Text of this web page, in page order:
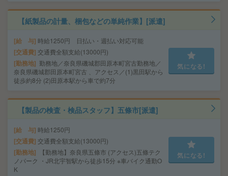
【紙製品の計量、梱包などの単純作業】[派遣]
給 与 時給1250円 日払い・週払い対応可能
交通費 交通費全額支給(13000円)
勤務地 勤務地／奈良県磯城郡田原本町宮古勤務地／
奈良県磯城郡田原本町宮古 、アクセス／(1)黒田駅から
徒歩約8分 (2)田原本駅から車で約7分
気になる!
【製品の検査・検品スタッフ】五條市[派遣]
給 与 時給1250円
交通費 交通費全額支給(13000円)
勤務地
【勤務地】奈良県五條市 (アクセス)五條テク
ノパーク ・JR北宇智駅から徒歩15分 ※車バイク通勤O
K
気になる!